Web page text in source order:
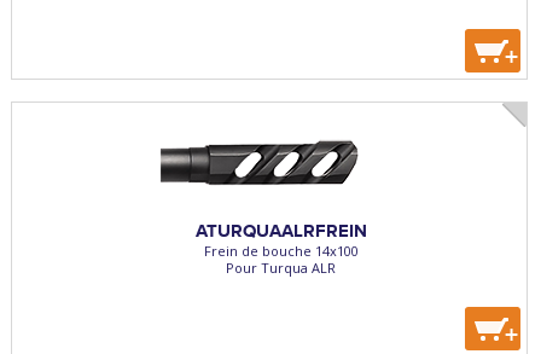
+
ATURQUAALRFREIN
Frein de bouche 14x100
Pour Turqua ALR
+